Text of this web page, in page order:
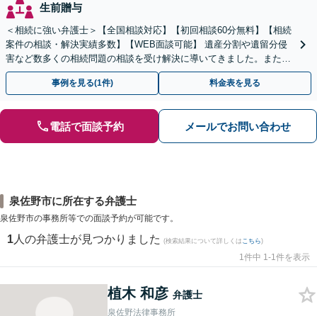
生前贈与
＜相続に強い弁護士＞【全国相談対応】【初回相談60分無料】【相続
案件の相談・解決実績多数】【WEB面談可能】 遺産分割や遺留分侵
害など数多くの相続問題の相談を受け解決に導いてきました。また、
過去に１００件超の遺言作成のお手伝いをしました。
事例を見る(1件) 料金表を見る
電話で面談予約 メールでお問い合わせ
泉佐野市に所在する弁護士
泉佐野市の事務所等での面談予約が可能です。
1 人の弁護士が見つかりました (検索結果について詳しくは こちら)
1件中 1-1件を表示
植木 和彦 弁護士
泉佐野法律事務所